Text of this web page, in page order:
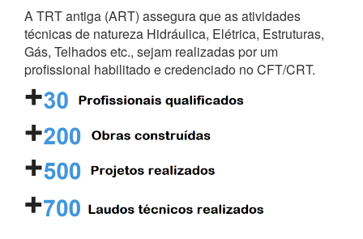
A TRT antiga (ART) assegura que as atividades
técnicas de natureza Hidráulica, Elétrica, Estruturas,
Gás, Telhados etc., sejam realizadas por um
profissional habilitado e credenciado no CFT/CRT.